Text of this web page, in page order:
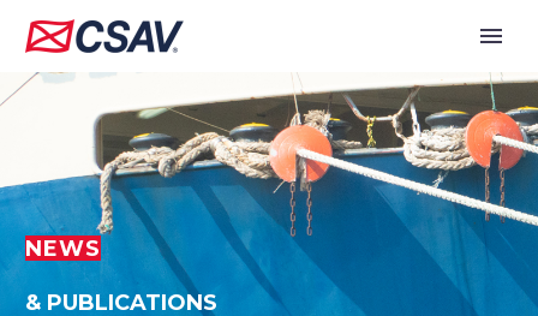
NEWS
& PUBLICATIONS